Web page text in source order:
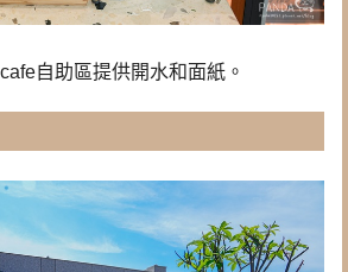
自助區提供開水和面紙。